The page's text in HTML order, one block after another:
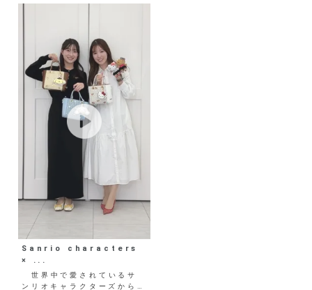
Sanrio characters
× ...
世界中で愛されているサ
ンリオキャラクターズから